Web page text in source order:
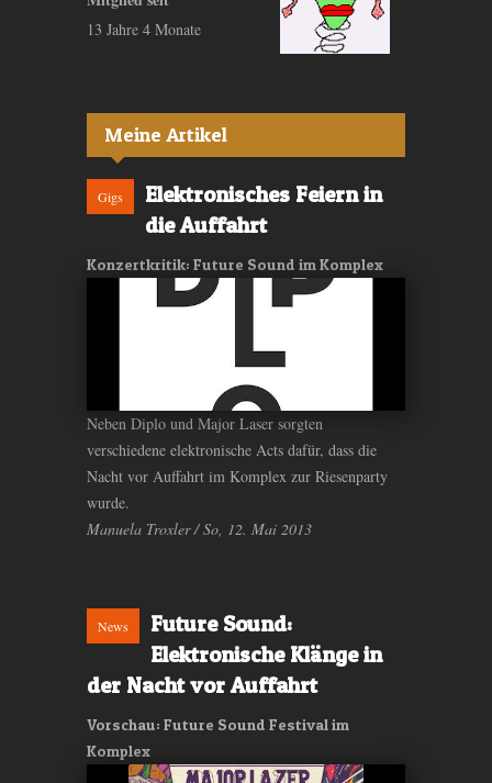
13 Jahre 4 Monate
Meine Artikel
Gigs
Elektronisches Feiern in
die Auffahrt
Konzertkritik: Future Sound im Komplex
Neben Diplo und Major Laser sorgten
verschiedene elektronische Acts dafür, dass die
Nacht vor Auffahrt im Komplex zur Riesenparty
wurde.
Manuela Troxler / So, 12. Mai 2013
News
Future Sound:
Elektronische Klänge in
der Nacht vor Auffahrt
Vorschau: Future Sound Festival im
Komplex